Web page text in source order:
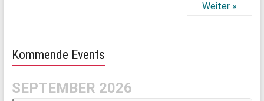
Weiter »
Kommende Events
SEPTEMBER 2026